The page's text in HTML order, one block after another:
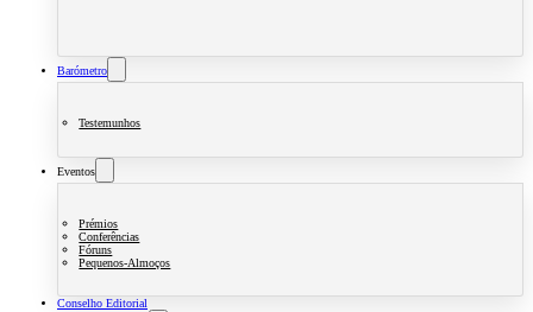
Barómetro
Testemunhos
Eventos
Prémios
Conferências
Fóruns
Pequenos-Almoços
Conselho Editorial